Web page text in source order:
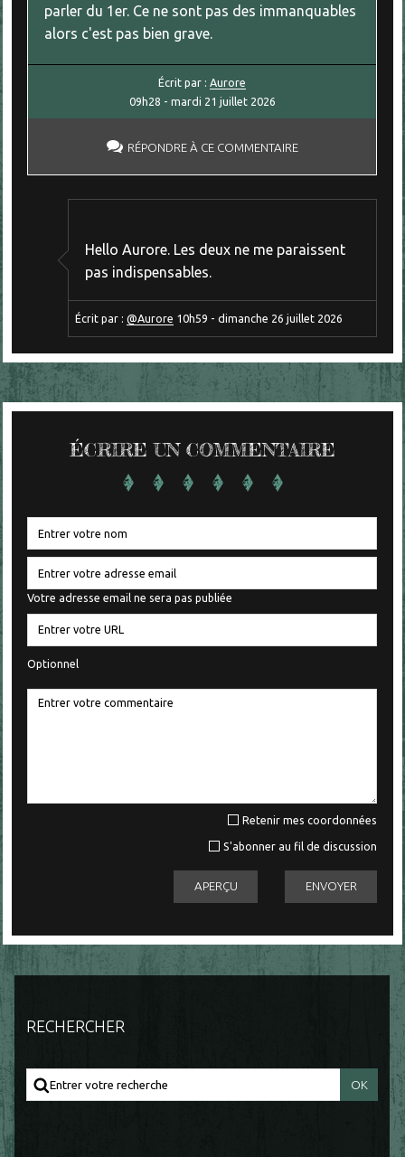
parler du 1er. Ce ne sont pas des immanquables
alors c'est pas bien grave.
Écrit par : Aurore
09h28 - mardi 21 juillet 2026
RÉPONDRE À CE COMMENTAIRE
Hello Aurore. Les deux ne me paraissent
pas indispensables.
Écrit par : @Aurore 10h59 - dimanche 26 juillet 2026
ÉCRIRE UN COMMENTAIRE
Votre adresse email ne sera pas publiée
Optionnel
Retenir mes coordonnées
S'abonner au fil de discussion
RECHERCHER